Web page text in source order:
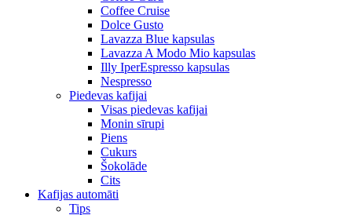
Coffee Cruise
Dolce Gusto
Lavazza Blue kapsulas
Lavazza A Modo Mio kapsulas
Illy IperEspresso kapsulas
Nespresso
Piedevas kafijai
Visas piedevas kafijai
Monin sīrupi
Piens
Cukurs
Šokolāde
Cits
Kafijas automāti
Tips